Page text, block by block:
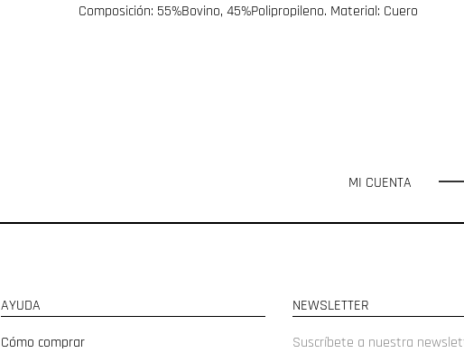
Composición: 55%Bovino, 45%Polipropileno. Material: Cuero
MI CUENTA
AYUDA
Cómo comprar
NEWSLETTER
Suscríbete a nuestra